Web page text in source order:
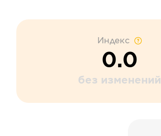
Индекс
0.0
без изменений